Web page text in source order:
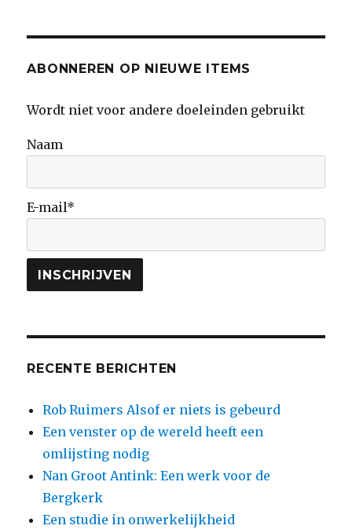
ABONNEREN OP NIEUWE ITEMS
Wordt niet voor andere doeleinden gebruikt
Naam
E-mail*
RECENTE BERICHTEN
Rob Ruimers Alsof er niets is gebeurd
Een venster op de wereld heeft een
omlijsting nodig
Nan Groot Antink: Een werk voor de
Bergkerk
Een studie in onwerkelijkheid